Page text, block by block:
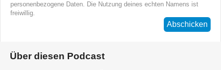
personenbezogene Daten. Die Nutzung deines echten Namens ist
freiwillig.
Abschicken
Über diesen Podcast